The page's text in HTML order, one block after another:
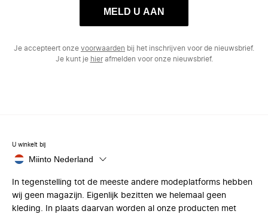
MELD U AAN
Je accepteert onze voorwaarden bij het inschrijven voor de nieuwsbrief.
Je kunt je hierafmelden voor onze nieuwsbrief.
U winkelt bij
Miinto Nederland
In tegenstelling tot de meeste andere modeplatforms hebben
wij geen magazijn. Eigenlijk bezitten we helemaal geen
kleding. In plaats daarvan worden al onze producten met